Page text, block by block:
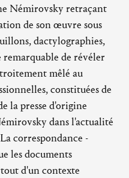
Némirovsky retraçant
de son œuvre sous
dactylographies,
de révéler
mêlé au
constituées de
la presse d'origine
dans l'actualité
correspondance -
les documents
d'un contexte